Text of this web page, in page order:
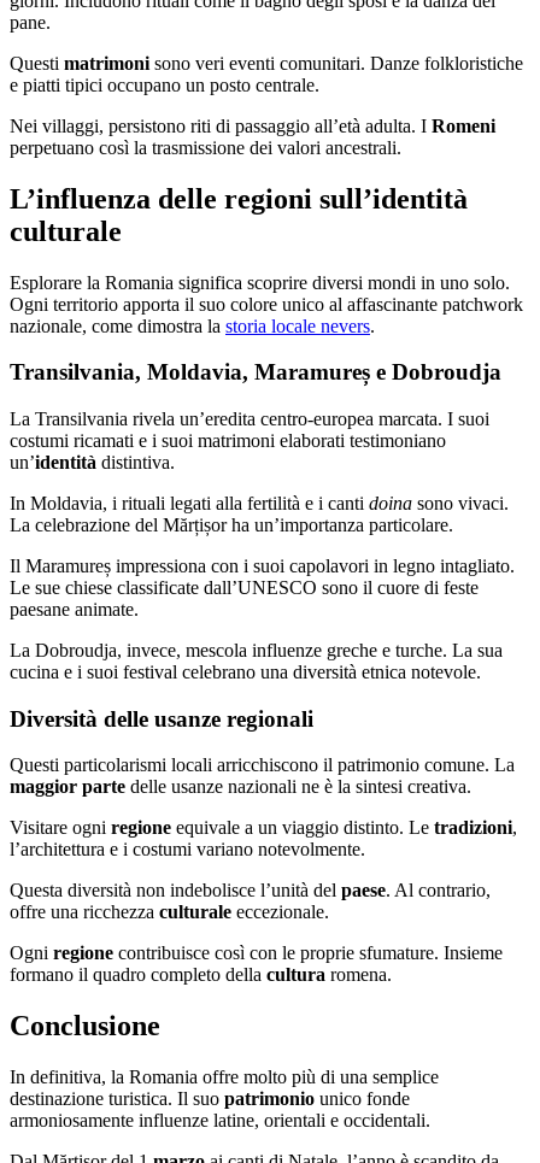
pane.
Questi matrimoni sono veri eventi comunitari. Danze folkloristiche
e piatti tipici occupano un posto centrale.
Nei villaggi, persistono riti di passaggio all’età adulta. I Romeni
perpetuano così la trasmissione dei valori ancestrali.
L’influenza delle regioni sull’identità
culturale
Esplorare la Romania significa scoprire diversi mondi in uno solo.
Ogni territorio apporta il suo colore unico al affascinante patchwork
nazionale, come dimostra la storia locale nevers.
Transilvania, Moldavia, Maramureș e Dobroudja
La Transilvania rivela un’eredita centro-europea marcata. I suoi
costumi ricamati e i suoi matrimoni elaborati testimoniano
un’identità distintiva.
In Moldavia, i rituali legati alla fertilità e i canti doina sono vivaci.
La celebrazione del Mărțișor ha un’importanza particolare.
Il Maramureș impressiona con i suoi capolavori in legno intagliato.
Le sue chiese classificate dall’UNESCO sono il cuore di feste
paesane animate.
La Dobroudja, invece, mescola influenze greche e turche. La sua
cucina e i suoi festival celebrano una diversità etnica notevole.
Diversità delle usanze regionali
Questi particolarismi locali arricchiscono il patrimonio comune. La
maggior parte delle usanze nazionali ne è la sintesi creativa.
Visitare ogni regione equivale a un viaggio distinto. Le tradizioni,
l’architettura e i costumi variano notevolmente.
Questa diversità non indebolisce l’unità del paese. Al contrario,
offre una ricchezza culturale eccezionale.
Ogni regione contribuisce così con le proprie sfumature. Insieme
formano il quadro completo della cultura romena.
Conclusione
In definitiva, la Romania offre molto più di una semplice
destinazione turistica. Il suo patrimonio unico fonde
armoniosamente influenze latine, orientali e occidentali.